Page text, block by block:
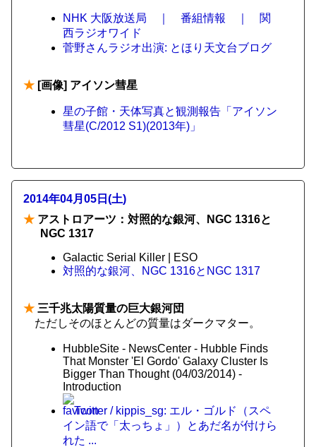
NHK 大阪放送局 ｜ 番組情報 ｜ 関
西ラジオワイド
菅野さんラジオ出演: とほり天文台ブログ
★ [画像] アイソン彗星
星の子館・天体写真と観測報告「アイソン
彗星(C/2012 S1)(2013年)」
2014年04月05日(土)
★ アストロアーツ：対照的な銀河、NGC 1316と
NGC 1317
Galactic Serial Killer | ESO
対照的な銀河、NGC 1316とNGC 1317
★ 三千兆太陽質量の巨大銀河団
ただしそのほとんどの質量はダークマター。
HubbleSite - NewsCenter - Hubble Finds
That Monster 'El Gordo' Galaxy Cluster Is
Bigger Than Thought (04/03/2014) -
Introduction
Twitter / kippis_sg: エル・ゴルド（スペ
イン語で「太っちょ」）とあだ名が付けら
れた ...